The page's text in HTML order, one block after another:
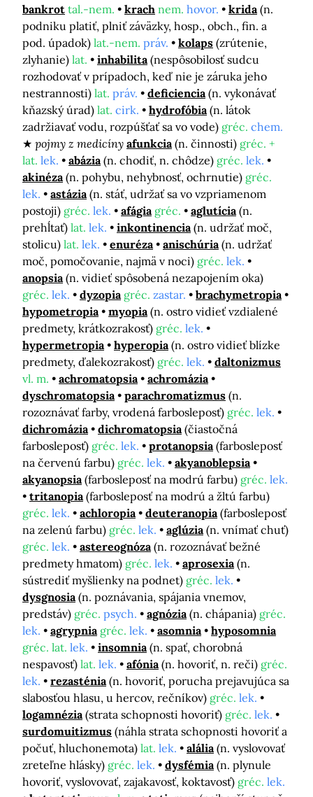
bankrot tal.-nem. krach nem. hovor. krida (n.
podniku platiť, plniť záväzky, hosp., obch., fin. a
pod. úpadok) lat.-nem. práv. kolaps (zrútenie,
zlyhanie) lat. inhabilita (nespôsobilosť sudcu
rozhodovať v prípadoch, keď nie je záruka jeho
nestrannosti) lat. práv. deficiencia (n. vykonávať
kňazský úrad) lat. cirk. hydrofóbia (n. látok
zadržiavať vodu, rozpúšťať sa vo vode) gréc. chem.
pojmy z medicíny afunkcia (n. činnosti) gréc. +
lat. lek. abázia (n. chodiť, n. chôdze) gréc. lek.
akinéza (n. pohybu, nehybnosť, ochrnutie) gréc.
lek.
astázia (n. stáť, udržať sa vo vzpriamenom
postoji) gréc. lek. afágia gréc. aglutícia (n.
prehĺtať) lat. lek. inkontinencia (n. udržať moč,
stolicu) lat. lek. enuréza anischúria (n. udržať
moč, pomočovanie, najmä v noci) gréc. lek.
anopsia (n. vidieť spôsobená nezapojením oka)
gréc. lek. dyzopia gréc. zastar.
brachymetropia
hypometropia
myopia (n. ostro vidieť vzdialené
predmety, krátkozrakosť) gréc. lek.
hypermetropia
hyperopia (n. ostro vidieť blízke
predmety, ďalekozrakosť) gréc. lek.
daltonizmus
vl. m.
achromatopsia
achromázia
dyschromatopsia
parachromatizmus (n.
rozoznávať farby, vrodená farbosleposť) gréc. lek.
dichromázia
dichromatopsia (čiastočná
farbosleposť) gréc. lek. protanopsia (farbosleposť
na červenú farbu) gréc. lek.
akyanoblepsia
akyanopsia (farbosleposť na modrú farbu) gréc. lek.
tritanopia (farbosleposť na modrú a žltú farbu)
gréc. lek. achloropia deuteranopia (farbosleposť
na zelenú farbu) gréc. lek. aglúzia (n. vnímať chuť)
gréc. lek. astereognóza (n. rozoznávať bežné
predmety hmatom) gréc. lek. aprosexia (n.
sústrediť myšlienky na podnet) gréc. lek.
dysgnosia (n. poznávania, spájania vnemov,
predstáv) gréc. psych. agnózia (n. chápania) gréc.
lek.
agrypnia gréc. lek. asomnia
hyposomnia
gréc. lat. lek. insomnia (n. spať, chorobná
nespavosť) lat. lek. afónia (n. hovoriť, n. reči) gréc.
lek.
rezasténia (n. hovoriť, porucha prejavujúca sa
slabosťou hlasu, u hercov, rečníkov) gréc. lek.
logamnézia (strata schopnosti hovoriť) gréc. lek.
surdomuitizmus (náhla strata schopnosti hovoriť a
počuť, hluchonemota) lat. lek. alália (n. vyslovovať
zreteľne hlásky) gréc. lek. dysfémia (n. plynule
hovoriť, vyslovovať, zajakavosť, koktavosť) gréc. lek.